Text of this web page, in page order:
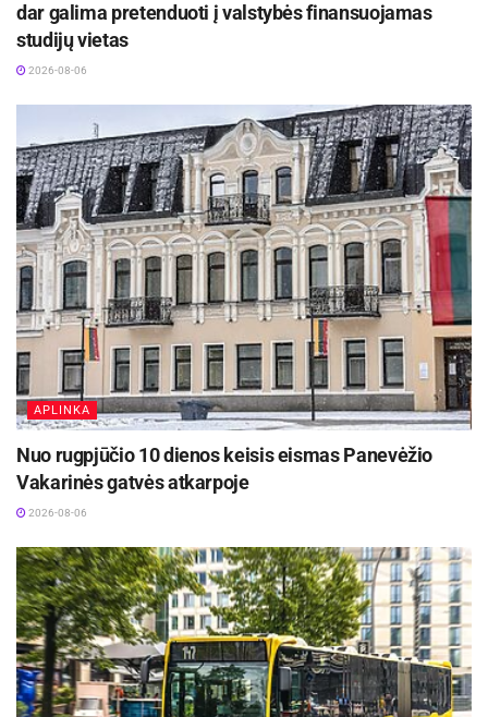
dar galima pretenduoti į valstybės finansuojamas
studijų vietas
2026-08-06
APLINKA
Nuo rugpjūčio 10 dienos keisis eismas Panevėžio
Vakarinės gatvės atkarpoje
2026-08-06